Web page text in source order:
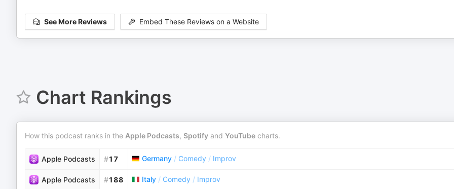
See More Reviews Embed These Reviews on a Website
Chart Rankings
How this podcast ranks in the Apple Podcasts, Spotify and YouTube charts.
Apple Podcasts #17 Germany / Comedy / Improv
Apple Podcasts #188 Italy / Comedy / Improv